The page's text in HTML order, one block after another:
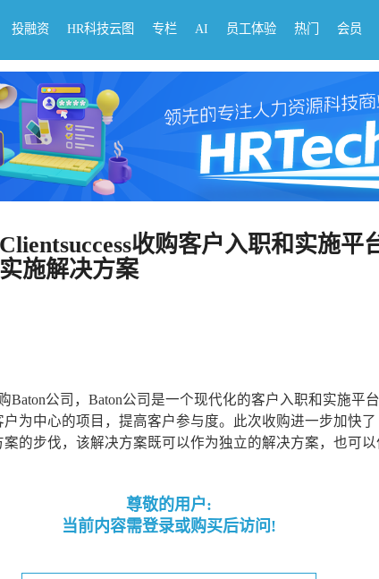
投融资 HR科技云图 专栏 AI 员工体验 热门 会员
收购客户入职和实施平
施解决方案
Baton公司，Baton公司是一个现代化的客户入职和实施平
为中心的项目，提高客户参与度。此次收购进一步加快了
的步伐，该解决方案既可以作为独立的解决方案，也可
尊敬的用户:
当前内容需登录或购买后访问!